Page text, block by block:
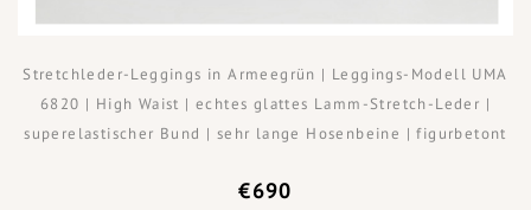
Stretchleder-Leggings in Armeegrün | Leggings-Modell UMA
6820 | High Waist | echtes glattes Lamm-Stretch-Leder |
superelastischer Bund | sehr lange Hosenbeine | figurbetont
€690